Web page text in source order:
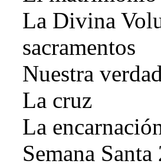
La Divina
sacramentos
Nuestra
La cruz
La
Semana